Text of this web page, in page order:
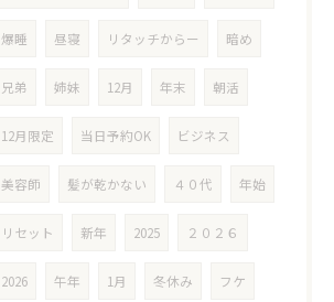
爆睡 昼寝 リタッチからー 暗め
兄弟 姉妹 12月 年末 朝活
12月限定 当日予約OK ビジネス
美容師 髪が乾かない ４０代 年始
リセット 新年 2025 ２０２６
2026 午年 1月 冬休み フケ